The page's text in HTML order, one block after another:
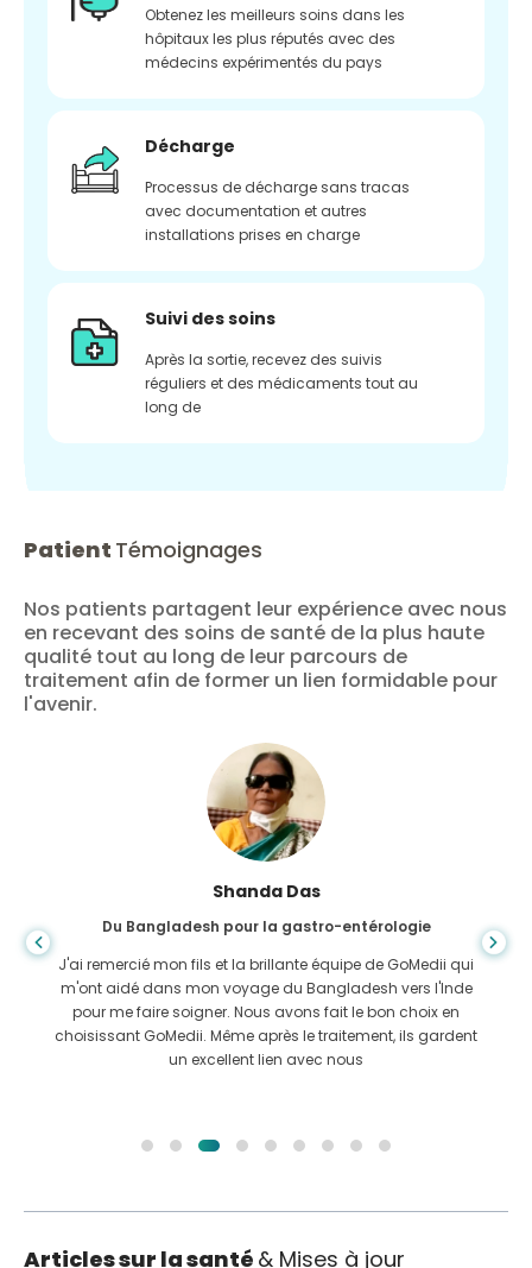
Obtenez les meilleurs soins dans les
hôpitaux les plus réputés avec des
médecins expérimentés du pays
Décharge
Processus de décharge sans tracas
avec documentation et autres
installations prises en charge
Suivi des soins
Après la sortie, recevez des suivis
réguliers et des médicaments tout au
long de
Patient Témoignages
Nos patients partagent leur expérience avec nous
en recevant des soins de santé de la plus haute
qualité tout au long de leur parcours de
traitement afin de former un lien formidable pour
l'avenir.
Shanda Das
Du Bangladesh pour la gastro-entérologie
J'ai remercié mon fils et la brillante équipe de GoMedii qui
m'ont aidé dans mon voyage du Bangladesh vers l'Inde
pour me faire soigner. Nous avons fait le bon choix en
choisissant GoMedii. Même après le traitement, ils gardent
un excellent lien avec nous
Articles sur la santé & Mises à jour